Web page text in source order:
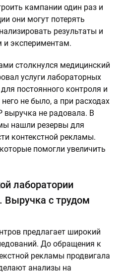
кампании один раз и
они могут потерять
результаты и
и экспериментам.
столкнулся медицинский
услуги лабораторных
постоянного контроля и
не было, а при расходах
выручка не радовала. В
нашли резервы для
контекстной рекламы.
помогли увеличить
лаборатории
Выручка с трудом
предлагает широкий
До обращения к
рекламы продвигала
анализы на